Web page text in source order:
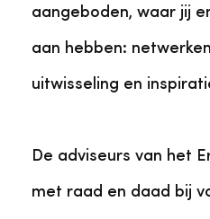
aangeboden, waar jij
aan hebben:
uitwisseling en
De adviseurs van het
met raad en daad bij